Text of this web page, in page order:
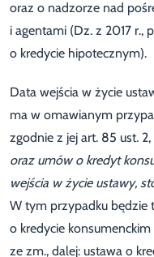
oraz o nadzorze nad
i agentami (Dz. z 2017 r.,
o kredycie hipotecznym).
Data wejścia w życie
ma w omawianym
zgodnie z jej art. 85 ust. 2,
oraz umów o kredyt
wejścia w życie ustawy,
W tym przypadku będzie
o kredycie konsumenckim
ze zm., dalej: ustawa o